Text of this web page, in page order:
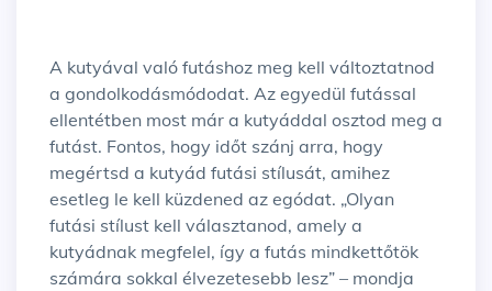
A kutyával való futáshoz meg kell változtatnod
a gondolkodásmódodat. Az egyedül futással
ellentétben most már a kutyáddal osztod meg a
futást. Fontos, hogy időt szánj arra, hogy
megértsd a kutyád futási stílusát, amihez
esetleg le kell küzdened az egódat. „Olyan
futási stílust kell választanod, amely a
kutyádnak megfelel, így a futás mindkettőtök
számára sokkal élvezetesebb lesz” – mondja